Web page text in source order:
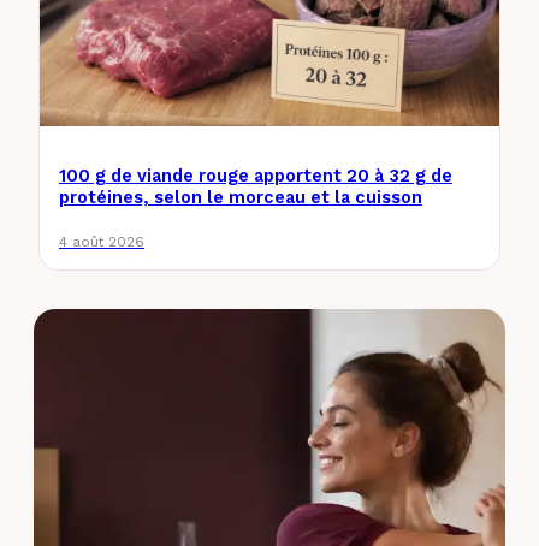
100 g de viande rouge apportent 20 à 32 g de
protéines, selon le morceau et la cuisson
4 août 2026